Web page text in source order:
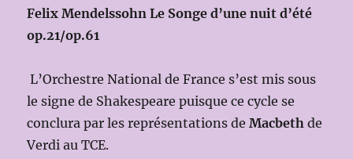
Felix Mendelssohn Le Songe d’une nuit d’été
op.21/op.61
L’Orchestre National de France s’est mis sous
le signe de Shakespeare puisque ce cycle se
conclura par les représentations deMacbethde
Verdi au TCE.